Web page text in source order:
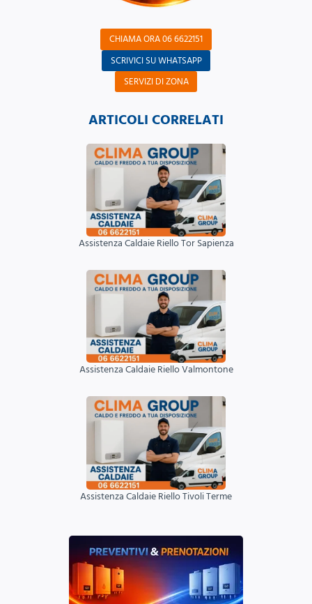
CHIAMA ORA 06 6622151
SCRIVICI SU WHATSAPP
SERVIZI DI ZONA
ARTICOLI CORRELATI
Assistenza Caldaie Riello Tor Sapienza
Assistenza Caldaie Riello Valmontone
Assistenza Caldaie Riello Tivoli Terme